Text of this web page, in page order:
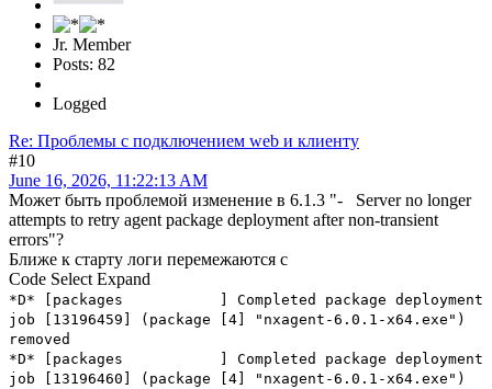
Jr. Member
Posts: 82
Logged
Re: Проблемы с подключением web и клиенту
#10
June 16, 2026, 11:22:13 AM
Может быть проблемой изменение в 6.1.3 "- Server no longer
attempts to retry agent package deployment after non-transient
errors"?
Ближе к старту логи перемежаются с
Code Select Expand
*D* [packages ] Completed package deployment
job [13196459] (package [4] "nxagent-6.0.1-x64.exe")
removed
*D* [packages ] Completed package deployment
job [13196460] (package [4] "nxagent-6.0.1-x64.exe")